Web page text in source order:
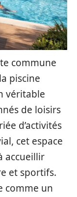
commune
piscine
véritable
de loisirs
d’activités
cet espace
accueillir
et sportifs.
comme un